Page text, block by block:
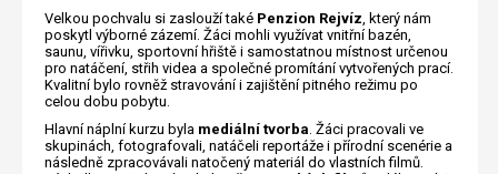
Velkou pochvalu si zaslouží také Penzion Rejvíz, který nám
poskytl výborné zázemí. Žáci mohli využívat vnitřní bazén,
saunu, vířivku, sportovní hřiště i samostatnou místnost určenou
pro natáčení, střih videa a společné promítání vytvořených prací.
Kvalitní bylo rovněž stravování i zajištění pitného režimu po
celou dobu pobytu.
Hlavní náplní kurzu byla mediální tvorba. Žáci pracovali ve
skupinách, fotografovali, natáčeli reportáže i přírodní scenérie a
následně zpracovávali natočený materiál do vlastních filmů.